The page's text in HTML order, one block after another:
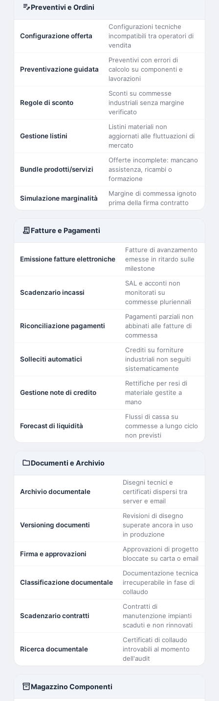
edit_notePreventivi e Ordini
Configurazione offerta
Configurazioni tecniche
incompatibili tra operatori di
vendita
Preventivazione guidata
Preventivi con errori di
calcolo su componenti e
lavorazioni
Regole di sconto
Sconti su commesse
industriali senza margine
verificato
Gestione listini
Listini materiali non
aggiornati alle fluttuazioni di
mercato
Bundle prodotti/servizi
Offerte incomplete: mancano
assistenza, ricambi o
formazione
Simulazione marginalità
Margine di commessa ignoto
prima della firma contratto
receipt_longFatture e Pagamenti
Emissione fatture elettroniche
Fatture di avanzamento
emesse in ritardo sulle
milestone
Scadenzario incassi
SAL e acconti non
monitorati su
commesse pluriennali
Riconciliazione pagamenti
Pagamenti parziali non
abbinati alle fatture di
commessa
Solleciti automatici
Crediti su forniture
industriali non seguiti
sistematicamente
Gestione note di credito
Rettifiche per resi di
materiale gestite a
mano
Forecast di liquidità
Flussi di cassa su
commesse a lungo ciclo
non previsti
folderDocumenti e Archivio
Archivio documentale
Disegni tecnici e
certificati dispersi tra
server e email
Versioning documenti
Revisioni di disegno
superate ancora in uso
in produzione
Firma e approvazioni
Approvazioni di progetto
bloccate su carta o email
Classificazione documentale
Documentazione tecnica
irrecuperabile in fase di
collaudo
Scadenzario contratti
Contratti di
manutenzione impianti
scaduti e non rinnovati
Ricerca documentale
Certificati di collaudo
introvabili al momento
dell'audit
inventory_2Magazzino Componenti